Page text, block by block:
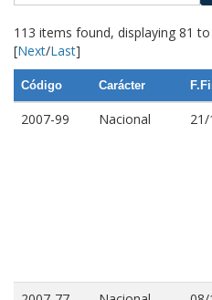
113 items found, displaying 81 to
[Next/Last]
Código Carácter
2007-99 Nacional